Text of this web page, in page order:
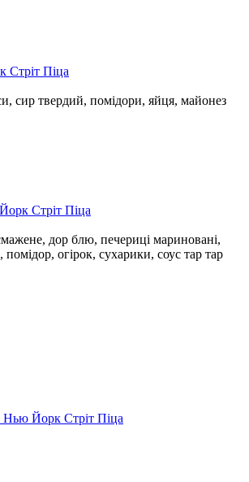
сир твердий, помідори, яйця, майонез
дор блю, печериці мариновані,
огірок, сухарики, соус тар тар